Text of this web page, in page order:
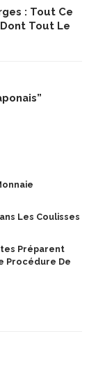
: Tout Ce
Tout Le
Les Coulisses
Préparent
Procédure De